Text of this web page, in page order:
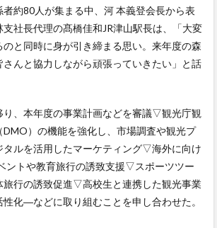
約80人が集まる中、河 本義登会長から表
社長代理の髙橋佳和JR津山駅長は、「大変
と同時に身が引き締まる思い。来年度の森
んと協力しながら頑張っていきたい」と話
、本年度の事業計画などを審議▽観光庁観
）の機能を強化し、市場調査や観光プ
ルを活用したマーケティング▽海外に向け
ントや教育旅行の誘致支援▽スポーツツー
行の誘致促進▽高校生と連携した観光事業
化―などに取り組むことを申し合わせた。